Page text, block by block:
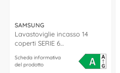
SAMSUNG
Lavastoviglie incasso 14
coperti SERIE 6
DW60DG790B00 JetClean
classe A (L60cm)
Scheda informativa
del prodotto